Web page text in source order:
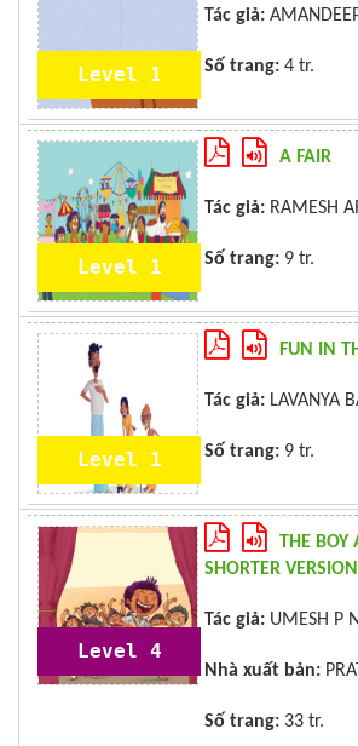
Level 1
Tác giả:
Số trang: 4 tr.
Level 1
A FAIR
Tác giả: RAMESH
Số trang: 9 tr.
Level 1
FUN IN
Tác giả: LAVANYA
Số trang: 9 tr.
Level 4
THE BOY
SHORTER
Tác giả: UMESH P N
Nhà xuất bản:
Số trang: 33 tr.